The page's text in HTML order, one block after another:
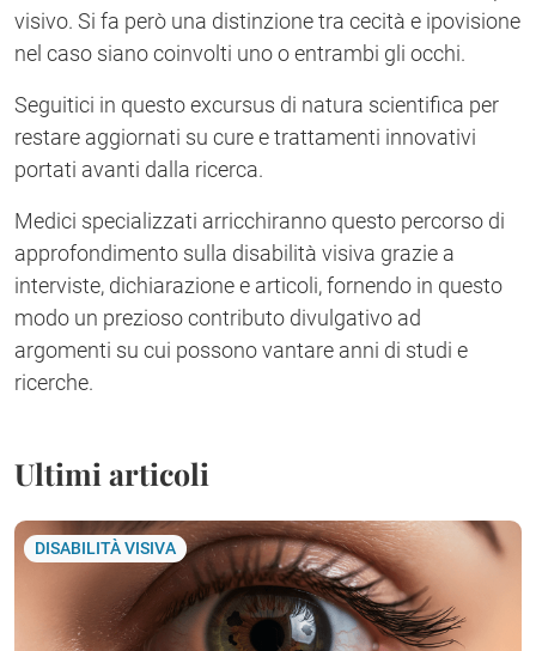
visivo. Si fa però una distinzione tra cecità e ipovisione
nel caso siano coinvolti uno o entrambi gli occhi.
Seguitici in questo excursus di natura scientifica per
restare aggiornati su cure e trattamenti innovativi
portati avanti dalla ricerca.
Medici specializzati arricchiranno questo percorso di
approfondimento sulla disabilità visiva grazie a
interviste, dichiarazione e articoli, fornendo in questo
modo un prezioso contributo divulgativo ad
argomenti su cui possono vantare anni di studi e
ricerche.
Ultimi articoli
DISABILITÀ VISIVA